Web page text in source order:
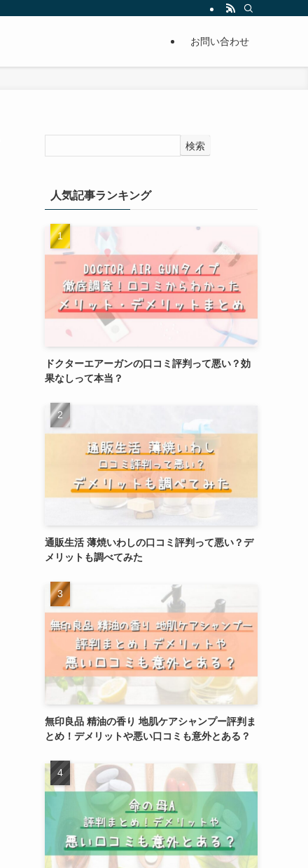
お問い合わせ
検索
人気記事ランキング
ドクターエアーガンの口コミ評判って悪い？効
果なしって本当？
通販生活 薄焼いわしの口コミ評判って悪い？デ
メリットも調べてみた
無印良品 精油の香り 地肌ケアシャンプー評判ま
とめ！デメリットや悪い口コミも意外とある？